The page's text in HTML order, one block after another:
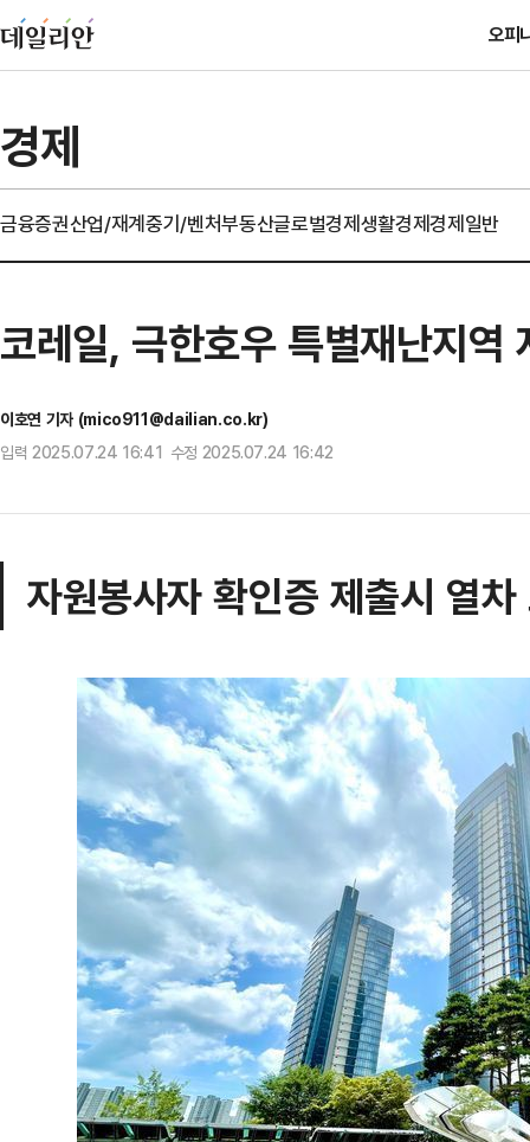
오피
경제
금융증권산업/재계중기/벤처부동산글로벌경제생활경제경제일반
코레일, 극한호우 특별재난지역
이호연 기자 (mico911@dailian.co.kr)
입력 2025.07.24 16:41 수정 2025.07.24 16:42
자원봉사자 확인증 제출시 열